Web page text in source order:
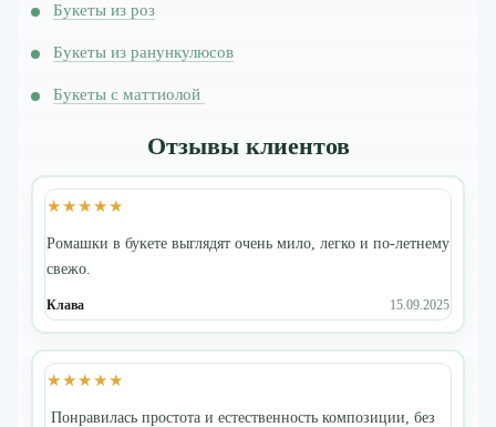
Букеты из роз
Букеты из ранункулюсов
Букеты с маттиолой
Отзывы клиентов
★★★★★
Ромашки в букете выглядят очень мило, легко и по-летнему
свежо.
Клава 15.09.2025
★★★★★
Понравилась простота и естественность композиции, без